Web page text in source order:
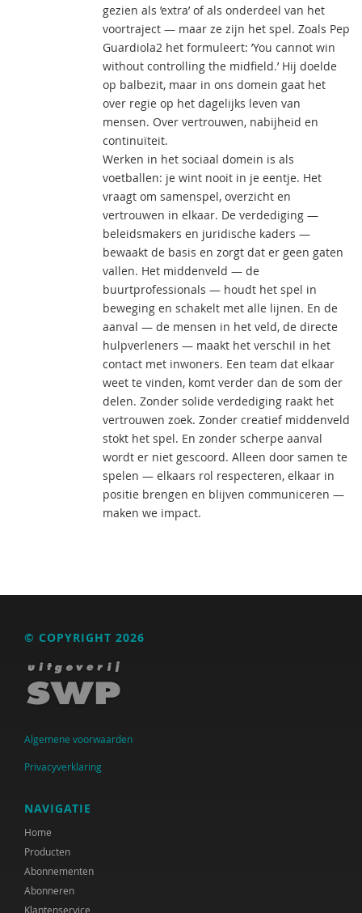
gezien als ’extra’ of als onderdeel van het
voortraject — maar ze zijn het spel. Zoals Pep
Guardiola2 het formuleert: ’You cannot win
without controlling the midfield.’ Hij doelde
op balbezit, maar in ons domein gaat het
over regie op het dagelijks leven van
mensen. Over vertrouwen, nabijheid en
continuïteit.
Werken in het sociaal domein is als
voetballen: je wint nooit in je eentje. Het
vraagt om samenspel, overzicht en
vertrouwen in elkaar. De verdediging —
beleidsmakers en juridische kaders —
bewaakt de basis en zorgt dat er geen gaten
vallen. Het middenveld — de
buurtprofessionals — houdt het spel in
beweging en schakelt met alle lijnen. En de
aanval — de mensen in het veld, de directe
hulpverleners — maakt het verschil in het
contact met inwoners. Een team dat elkaar
weet te vinden, komt verder dan de som der
delen. Zonder solide verdediging raakt het
vertrouwen zoek. Zonder creatief middenveld
stokt het spel. En zonder scherpe aanval
wordt er niet gescoord. Alleen door samen te
spelen — elkaars rol respecteren, elkaar in
positie brengen en blijven communiceren —
maken we impact.
© COPYRIGHT 2026
Algemene voorwaarden
Privacyverklaring
NAVIGATIE
Home
Producten
Abonnementen
Abonneren
Klantenservice